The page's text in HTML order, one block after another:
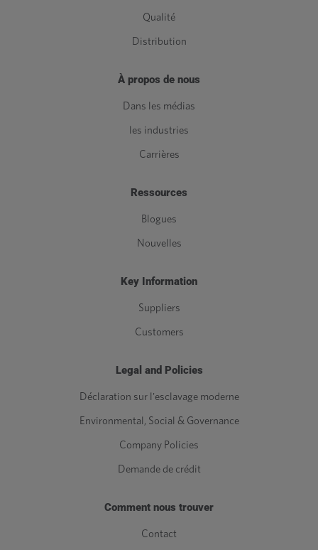
Qualité
Distribution
À propos de nous
Dans les médias
les industries
Carrières
Ressources
Blogues
Nouvelles
Key Information
Suppliers
Customers
Legal and Policies
Déclaration sur l'esclavage moderne
Environmental, Social & Governance
Company Policies
Demande de crédit
Comment nous trouver
Contact